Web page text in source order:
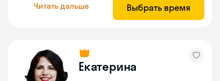
Читать дальше Выбрать время
Екатерина